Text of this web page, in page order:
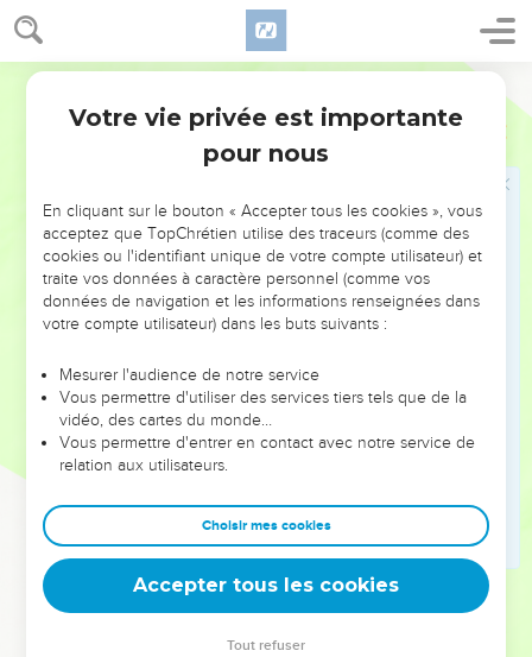
Nombres 8
fassent l'expiation pour les Israélites et que les Israélites ne
soient frappés d'aucun fléau en s'approchant du sanctuaire. »
Moïse, Aaron et toute l'assemblée des Israélites firent pour
les Lévites tout ce que l'Eternel avait ordonné à Moïse à leur
sujet. C’est ainsi que les Israélites agirent envers eux.
Les Lévites se purifièrent et lavèrent leurs vêtements.
Aaron fit pour eux le geste de présentation, comme pour une
offrande, devant l'Eternel, et il fit l'expiation pour eux afin de
les purifier.
Après cela, les Lévites vinrent faire leur service dans la
tente de la rencontre, aux côtés d'Aaron et de ses fils,
leur sujet. C’est ainsi que l’on agit envers eux.
L'Eternel dit à Moïse :
« Voici ce qui concerne les Lévites. Dès l'âge de 25 ans,
tout Lévite entrera au service de la tente de la rencontre
pour y exercer une fonction.
Dès l'âge de 50 ans, il quittera sa fonction et ne servira
plus.
Il aidera ses frères dans la tente de la rencontre pour
garder ce qui est confié à leur responsabilité, mais il ne fera
Votre vie privée est importante
pour nous
En cliquant sur le bouton « Accepter tous les cookies », vous
acceptez que TopChrétien utilise des traceurs (comme des
cookies ou l'identifiant unique de votre compte utilisateur) et
traite vos données à caractère personnel (comme vos
données de navigation et les informations renseignées dans
votre compte utilisateur) dans les buts suivants :
Mesurer l'audience de notre service
Vous permettre d'utiliser des services tiers tels que de la
vidéo, des cartes du monde…
Vous permettre d'entrer en contact avec notre service de
relation aux utilisateurs.
Choisir mes cookies
Accepter tous les cookies
Tout refuser